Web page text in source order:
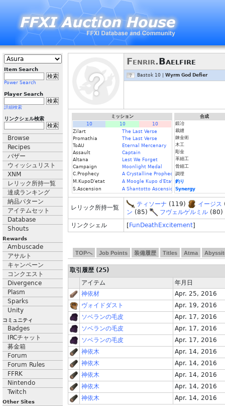
Item Search
Power Search
Player Search
詳細検索
リンクシェル検索
Browse
Recipes
バザー
ウィッシュリスト
XNM
レリック所持一覧
達成ランキング
納品パターン
アイテムセット
Database
Shouts
Rewards
Ambuscade
アサルト
キャンペーン
コンクエスト
Divergence
Plasm
Sparks
Unity
コミュニティ
Badges
IRCチャット
募金箱
Forum
Forum Rules
FFRK
Nintendo
Twitch
Other Sites
Fenrir.Baelfire
Bastok 10 | Wyrm God Defier
ミッション
10
10
10
Zilart
The Last Verse
Promathia
The Last Verse
ToAU
Eternal Mercenary
Assault
Captain
Altana
Lest We Forget
Campaign
Moonlight Medal
C.Prophecy
A Crystalline Prophecy (Fin.)
M.KupoD'etat
A Moogle Kupo d'Etat (Fin.)
S.Ascension
A Shantotto Ascension (Fin)
合成
鍛冶
裁縫
錬金術
木工
彫金
革細工
骨細工
調理
釣り
Synergy
レリック所持一覧
ティソーナ (119) イージス
ン (85) フヴェルゲルミル (80)
リンクシェル
[ FunDeathExcitement]
TOPへ Job Points 装備履歴 Titles Atma
取引履歴 (25)
アイテム
年月日
神依材
Apr. 25, 2016
ヴォイドダスト
Apr. 19, 2016
ソベランの毛皮
Apr. 17, 2016
ソベランの毛皮
Apr. 17, 2016
ソベランの毛皮
Apr. 17, 2016
神依木
Apr. 14, 2016
神依木
Apr. 14, 2016
神依木
Apr. 14, 2016
神依木
Apr. 14, 2016
神依木
Apr. 14, 2016